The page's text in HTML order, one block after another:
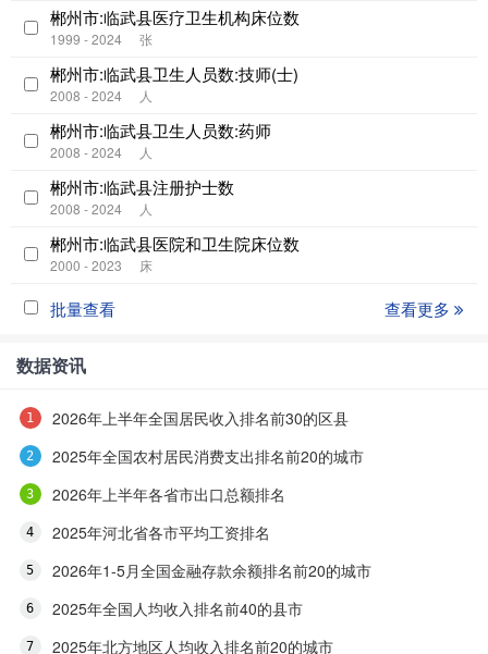
郴州市:临武县医疗卫生机构床位数
1999 - 2024 张
郴州市:临武县卫生人员数:技师(士)
2008 - 2024 人
郴州市:临武县卫生人员数:药师
2008 - 2024 人
郴州市:临武县注册护士数
2008 - 2024 人
郴州市:临武县医院和卫生院床位数
2000 - 2023 床
批量查看 查看更多
数据资讯
2026年上半年全国居民收入排名前30的区县
2025年全国农村居民消费支出排名前20的城市
2026年上半年各省市出口总额排名
2025年河北省各市平均工资排名
2026年1-5月全国金融存款余额排名前20的城市
2025年全国人均收入排名前40的县市
2025年北方地区人均收入排名前20的城市